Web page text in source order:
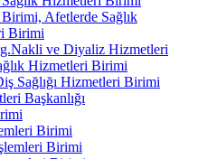
Afetlerde Sağlık
Birimi
ve Diyaliz Hizmetleri
Hizmetleri Birimi
Sağlığı Hizmetleri Birimi
Başkanlığı
Birimi
Birimi